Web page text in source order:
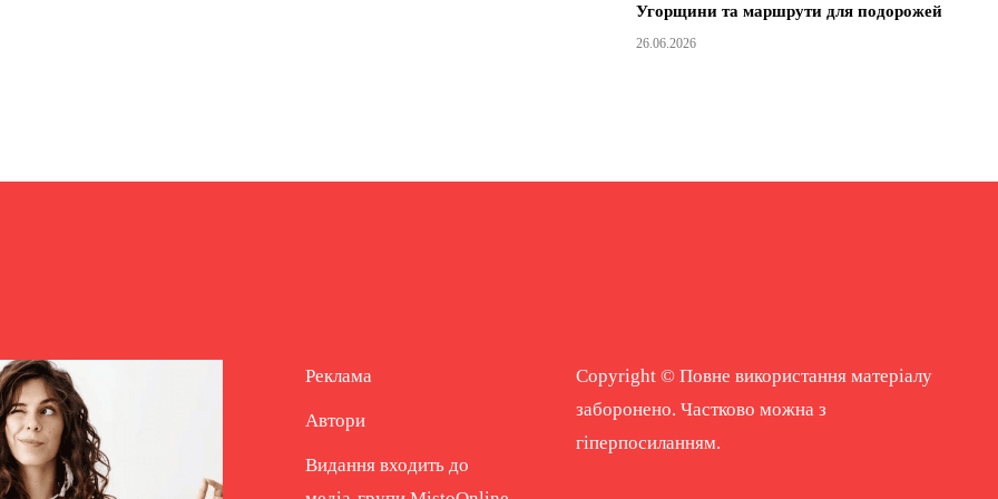
Угорщини та маршрути для подорожей
26.06.2026
Реклама
Автори
Видання входить до
Copyright © Повне використання матеріалу
заборонено. Частково можна з
гіперпосиланням.